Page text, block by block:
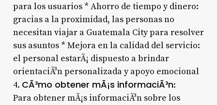
para los usuarios * Ahorro de tiempo y dinero:
gracias a la proximidad, las personas no
necesitan viajar a Guatemala City para resolver
sus asuntos * Mejora en la calidad del servicio:
el personal estarÃ¡ dispuesto a brindar
orientaciÃ³n personalizada y apoyo emocional
4. CÃ³mo obtener mÃ¡s informaciÃ³n:
Para obtener mÃ¡s informaciÃ³n sobre los